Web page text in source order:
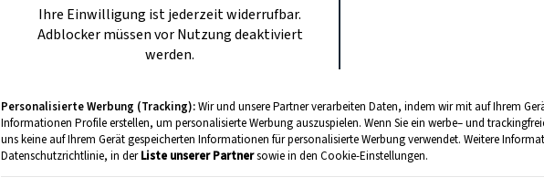
Ihre Einwilligung ist jederzeit widerrufbar.
Adblocker müssen vor Nutzung deaktiviert
werden.
Personalisierte Werbung (Tracking):Wir und unsere Partner verarbeiten Daten, indem wir mit auf Ihrem
Informationen Profile erstellen, um personalisierte Werbung auszuspielen. Wenn Sie ein werbe– und
uns keine auf Ihrem Gerät gespeicherten Informationen für personalisierte Werbung verwendet. Weitere
Datenschutzrichtlinie, in derListe unserer Partnersowie in den Cookie-Einstellungen.